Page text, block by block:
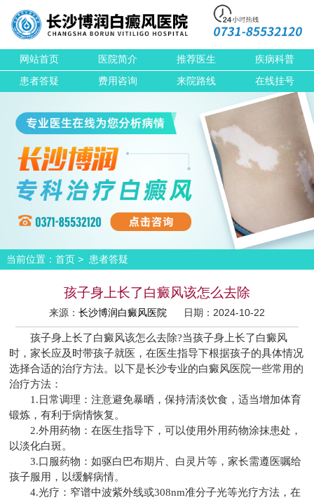
网站首页 医院简介 推荐医生 疾病科普
患者答疑 费用咨询 来院路线 在线挂号
当前位置： 首页> 患者答疑
孩子身上长了白癜风该怎么去除
来源： 长沙博润白癜风医院 日期：2024-10-22
孩子身上长了白癜风该怎么去除?当孩子身上长了白癜风
时，家长应及时带孩子就医，在医生指导下根据孩子的具体情况
选择合适的治疗方法。以下是长沙专业的白癜风医院一些常用的
治疗方法：
1.日常调理：注意避免暴晒，保持清淡饮食，适当增加体育
锻炼，有利于病情恢复。
2.外用药物：在医生指导下，可以使用外用药物涂抹患处，
以淡化白斑。
3.口服药物：如驱白巴布期片、白灵片等，家长需遵医嘱给
孩子服用，以缓解病情。
4.光疗：窄谱中波紫外线或308nm准分子光等光疗方法，在